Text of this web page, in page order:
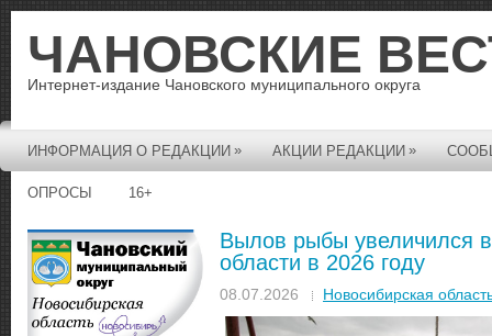
ЧАНОВСКИЕ
Интернет-издание Чановского муниципального округа
ИНФОРМАЦИЯ О РЕДАКЦИИ » АКЦИИ РЕДАКЦИИ »
ОПРОСЫ 16+
Вылов рыбы увеличился
области в 2026 году
08.07.2026 Новосибирская